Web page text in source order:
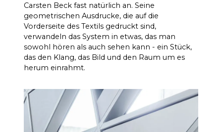
DACs Burr-Brown 24 Bit / 192 kHz
FREQUENZ
GANG
30 Hz - 20.000 Hz
SIGNAL-
VERHÄLTNI
(Nennausgangsl
eistung)
100 Hz > 104 dB
10 KHz >105 dB
Carsten Beck fast natürlich an. Seine
geometrischen Ausdrucke, die auf die
Vorderseite des Textils gedruckt sind,
verwandeln das System in etwas, das man
sowohl hören als auch sehen kann - ein Stück,
das den Klang, das Bild und den Raum um es
herum einrahmt.